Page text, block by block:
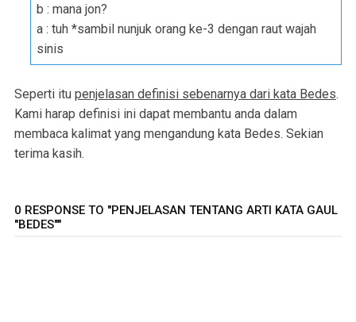
b : mana jon?
a : tuh *sambil nunjuk orang ke-3 dengan raut wajah
sinis
Seperti itu penjelasan definisi sebenarnya dari kata Bedes.
Kami harap definisi ini dapat membantu anda dalam
membaca kalimat yang mengandung kata Bedes. Sekian
terima kasih.
0 RESPONSE TO "PENJELASAN TENTANG ARTI KATA GAUL
"BEDES""